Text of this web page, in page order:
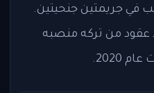
في جريمتين جنحيتين.
عقود من تركه منصبه
2020.